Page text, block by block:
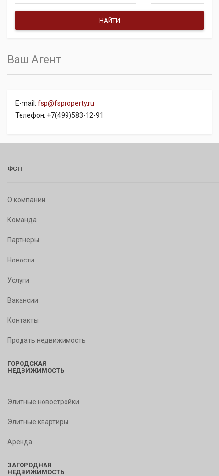
Ваш Агент
E-mail: fsp@fsproperty.ru
Телефон: +7(499)583-12-91
ФСП
О компании
Команда
Партнеры
Новости
Услуги
Вакансии
Контакты
Продать недвижимость
ГОРОДСКАЯ
НЕДВИЖИМОСТЬ
Элитные новостройки
Элитные квартиры
Аренда
ЗАГОРОДНАЯ
НЕДВИЖИМОСТЬ